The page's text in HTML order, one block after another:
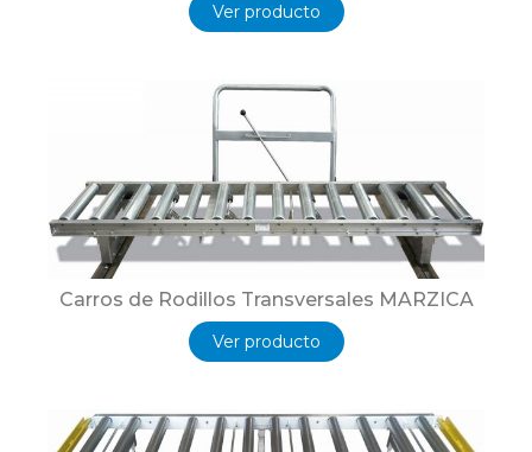
Ver producto
Carros de Rodillos Transversales MARZICA
Ver producto